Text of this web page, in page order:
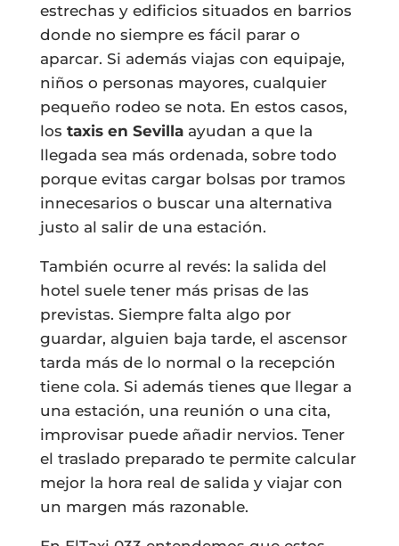
estrechas y edificios situados en barrios
donde no siempre es fácil parar o
aparcar. Si además viajas con equipaje,
niños o personas mayores, cualquier
pequeño rodeo se nota. En estos casos,
los taxis en Sevillaayudan a que la
llegada sea más ordenada, sobre todo
porque evitas cargar bolsas por tramos
innecesarios o buscar una alternativa
justo al salir de una estación.
También ocurre al revés: la salida del
hotel suele tener más prisas de las
previstas. Siempre falta algo por
guardar, alguien baja tarde, el ascensor
tarda más de lo normal o la recepción
tiene cola. Si además tienes que llegar a
una estación, una reunión o una cita,
improvisar puede añadir nervios. Tener
el traslado preparado te permite calcular
mejor la hora real de salida y viajar con
un margen más razonable.